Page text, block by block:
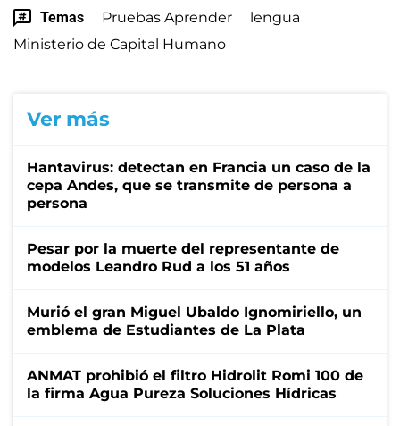
Temas Pruebas Aprender
lengua
Ministerio de Capital Humano
Ver más
Hantavirus: detectan en Francia un caso de la
cepa Andes, que se transmite de persona a
persona
Pesar por la muerte del representante de
modelos Leandro Rud a los 51 años
Murió el gran Miguel Ubaldo Ignomiriello, un
emblema de Estudiantes de La Plata
ANMAT prohibió el filtro Hidrolit Romi 100 de
la firma Agua Pureza Soluciones Hídricas